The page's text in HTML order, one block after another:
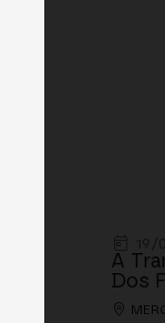
A
Dos